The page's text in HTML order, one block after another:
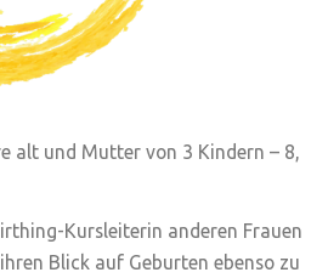
alt und Mutter von 3 Kindern – 8,
Kursleiterin anderen Frauen
Blick auf Geburten ebenso zu